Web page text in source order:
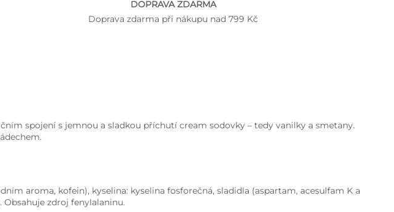
DOPRAVA ZDARMA
Doprava zdarma při nákupu nad 799 Kč
spojení s jemnou a sladkou příchutí cream sodovky – tedy vanilky a smetany.
aroma, kofein), kyselina: kyselina fosforečná, sladidla (aspartam, acesulfam K a
zdroj fenylalaninu.